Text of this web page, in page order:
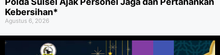
Kebersihan*
Agustus 6, 2026